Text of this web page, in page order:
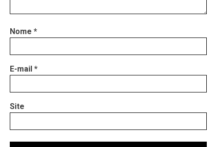
Nome *
E-mail *
Site